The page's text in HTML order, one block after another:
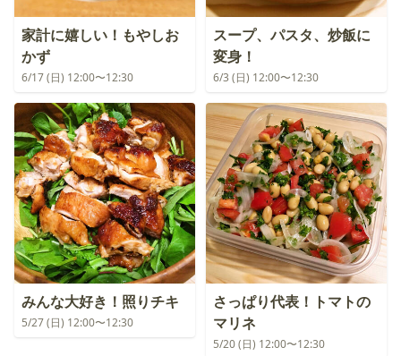
家計に嬉しい！もやしお
かず
6/17 (日) 12:00〜12:30
スープ、パスタ、炒飯に
変身！
6/3 (日) 12:00〜12:30
みんな大好き！照りチキ
5/27 (日) 12:00〜12:30
さっぱり代表！トマトの
マリネ
5/20 (日) 12:00〜12:30